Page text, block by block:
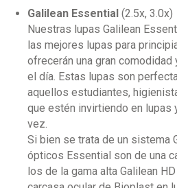
Galilean Essential (2.5x, 3.0x)
Nuestras lupas Galilean
las mejores lupas para
ofrecerán una gran
el día. Estas lupas son
aquellos estudiantes,
que estén invirtiendo en lupas
vez.
Si bien se trata de un sistema
ópticos Essential son de una
los de la gama alta Galilean